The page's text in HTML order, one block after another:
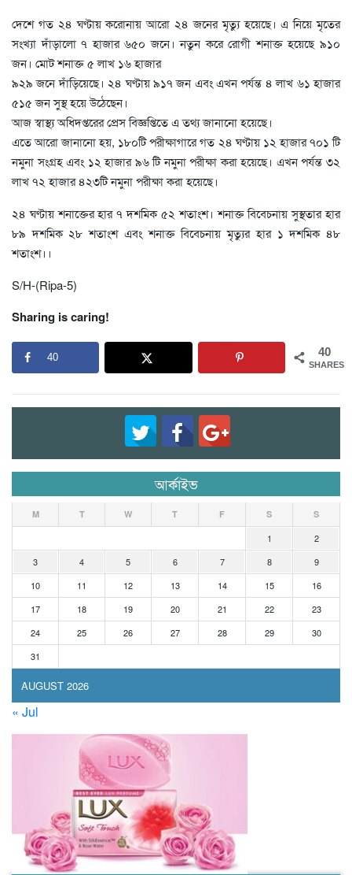
দেশে গত ২৪ ঘণ্টায় করোনায় আরো ২৪ জনের মৃত্যু হয়েছে। এ নিয়ে মৃতের
সংখ্যা দাঁড়ালো ৭ হাজার ৬৫০ জনে। নতুন করে রোগী শনাক্ত হয়েছে ৯১০
জন। মোট শনাক্ত ৫ লাখ ১৬ হাজার
৯২৯ জনে দাঁড়িয়েছে। ২৪ ঘণ্টায় ৯১৭ জন এবং এখন পর্যন্ত ৪ লাখ ৬১ হাজার
৫১৫ জন সুস্থ হয়ে উঠেছেন।
আজ স্বাস্থ্য অধিদপ্তরের প্রেস বিজ্ঞপ্তিতে এ তথ্য জানানো হয়েছে।
এতে আরো জানানো হয়, ১৮০টি পরীক্ষাগারে গত ২৪ ঘণ্টায় ১২ হাজার ৭০১ টি
নমুনা সংগ্রহ এবং ১২ হাজার ৯৬ টি নমুনা পরীক্ষা করা হয়েছে। এখন পর্যন্ত ৩২
লাখ ৭২ হাজার ৪২৩টি নমুনা পরীক্ষা করা হয়েছে।
২৪ ঘণ্টায় শনাক্তের হার ৭ দশমিক ৫২ শতাংশ। শনাক্ত বিবেচনায় সুস্থতার হার
৮৯ দশমিক ২৮ শতাংশ এবং শনাক্ত বিবেচনায় মৃত্যুর হার ১ দশমিক ৪৮
শতাংশ।।
S/H-(Ripa-5)
Sharing is caring!
40
SHARES
40
আর্কাইভ
AUGUST 2026
M T W T F S S
1
2
3
4 5 6 7 8
9
10
11 12 13 14 15
16
17
18 19 20 21 22
23
24
25 26 27 28 29
30
31
« Jul